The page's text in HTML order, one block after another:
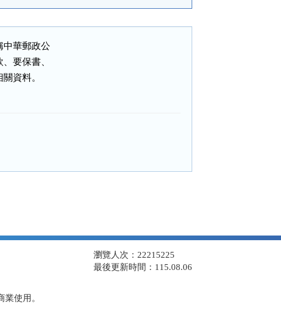
中華郵政公
要保書、
資料。
使用。
瀏覽人次：22215225
最後更新時間：115.08.06